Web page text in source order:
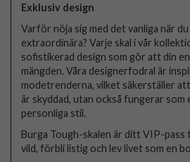
Exklusiv design
Varför nöja sig med det vanliga när
extraordinära? Varje skal i vår
sofistikerad design som gör att din
mängden. Våra designerfodral är
modetrenderna, vilket säkerställer
är skyddad, utan också fungerar som
personliga stil.
Burga Tough-skalen är ditt VIP-pass
vild, förbli listig och lev livet som en